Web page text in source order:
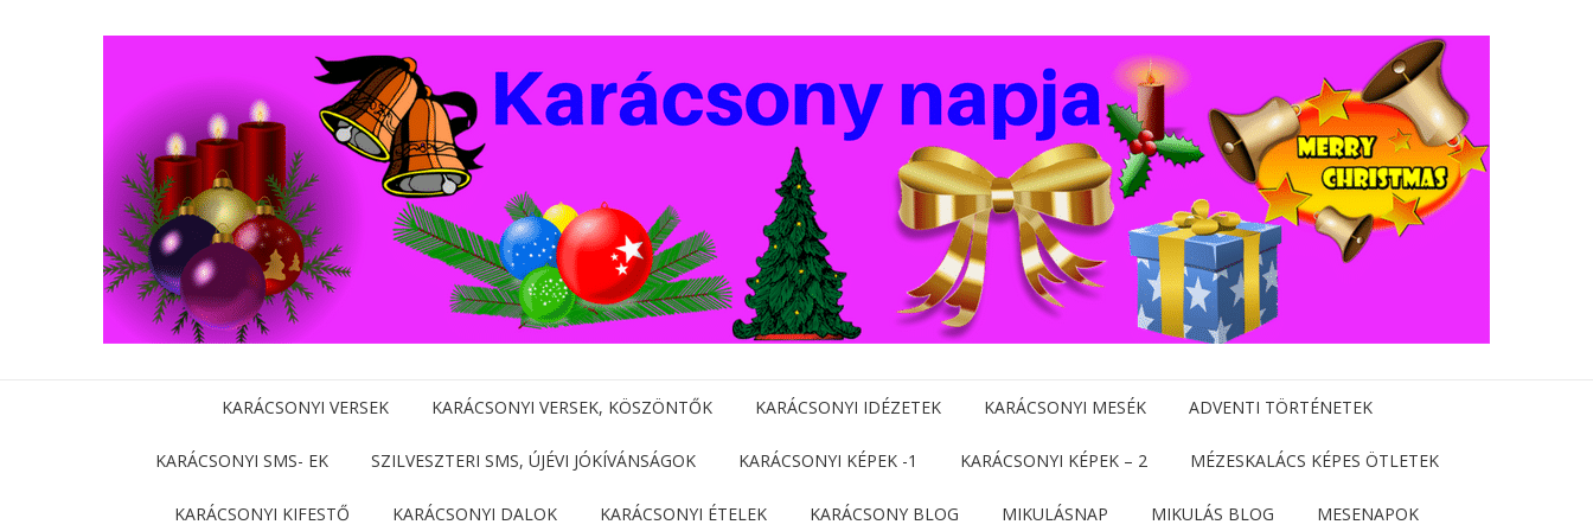
KARÁCSONYI VERSEK KARÁCSONYI VERSEK, KÖSZÖNTŐK KARÁCSONYI IDÉZETEK KARÁCSONYI MESÉK ADVENTI TÖRTÉNETEK
KARÁCSONYI SMS- EK SZILVESZTERI SMS, ÚJÉVI JÓKÍVÁNSÁGOK KARÁCSONYI KÉPEK -1 KARÁCSONYI KÉPEK – 2 MÉZESKALÁCS KÉPES ÖTLETEK
KARÁCSONYI KIFESTŐ KARÁCSONYI DALOK KARÁCSONYI ÉTELEK KARÁCSONY BLOG MIKULÁSNAP MIKULÁS BLOG MESENAPOK